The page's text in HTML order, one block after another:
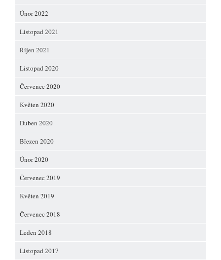
Únor 2022
Listopad 2021
Říjen 2021
Listopad 2020
Červenec 2020
Květen 2020
Duben 2020
Březen 2020
Únor 2020
Červenec 2019
Květen 2019
Červenec 2018
Leden 2018
Listopad 2017